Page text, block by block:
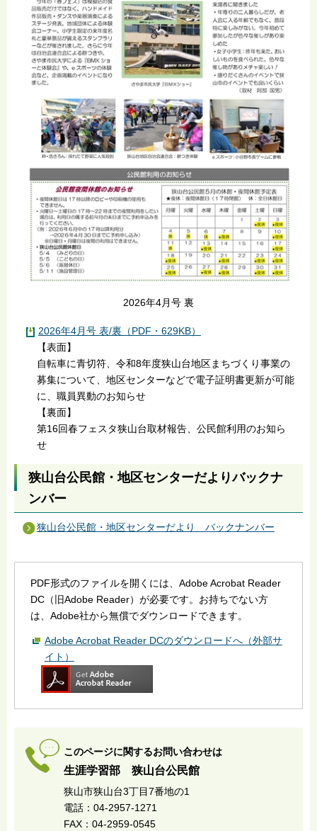
2026年4月号 裏
2026年4月号 表/裏（PDF・629KB）
【表面】
自転車に青切符、令和8年度狭山台地区まちづくり事業の
募集について、地区センターなどで電子証明書更新が可能
に、職員異動のお知らせ
【裏面】
第16回春フェスタ狭山台取材報告、公民館利用のお知ら
せ
狭山台公民館・地区センターだよりバックナ
ンバー
狭山台公民館・地区センターだより バックナンバー
PDF形式のファイルを開くには、Adobe Acrobat Reader
DC（旧Adobe Reader）が必要です。お持ちでない方
は、Adobe社から無償でダウンロードできます。
Adobe Acrobat Reader DCのダウンロードへ（外部サ
イト）
このページに関するお問い合わせは
生涯学習部 狭山台公民館
狭山市狭山台3丁目7番地の1
電話：04-2957-1271
FAX：04-2959-0545